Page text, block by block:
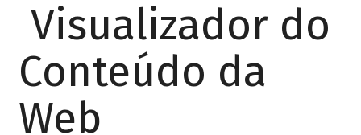
Visualizador do
Conteúdo da
Web